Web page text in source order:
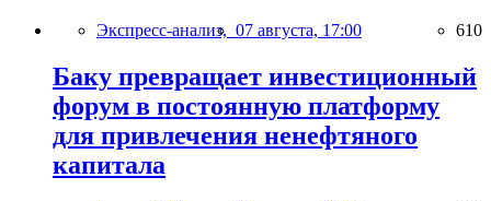
Экспресс-анализ, 07 августа, 17:00 610
Баку превращает инвестиционный
форум в постоянную платформу
для привлечения ненефтяного
капитала